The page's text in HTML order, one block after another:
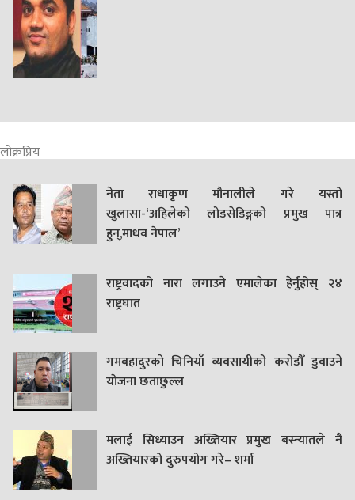
लोक्रप्रिय
नेता राधाकृण मौनालीले गरे यस्तो
खुलासा-‘अहिलेको लोडसेडिङ्गको प्रमुख पात्र
हुन्,माधव नेपाल’
राष्ट्रवादको नारा लगाउने एमालेका हेर्नुहोस् २४
राष्ट्रघात
गमबहादुरकाे चिनियाँ व्यवसायीको करोडौँ डुवाउने
याेजना छताछुल्ल
मलाई सिध्याउन अख्तियार प्रमुख बस्न्यातले नै
अख्तियारको दुरुपयोग गरे– शर्मा